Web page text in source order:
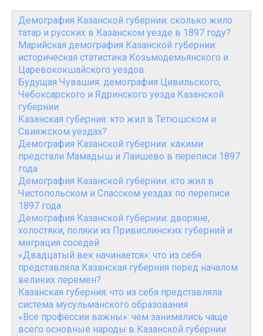
Демография Казанской губернии: сколько жило
татар и русских в Казанском уезде в 1897 году?
Марийская демография Казанской губернии:
историческая статистика Козьмодемьянского и
Царевококшайского уездов
Будущая Чувашия: демография Цивильского,
Чебоксарского и Ядринского уезда Казанской
губернии
Казанская губерния: кто жил в Тетюшском и
Свияжском уездах?
Демография Казанской губернии: какими
предстали Мамадыш и Лаишево в переписи 1897
года
Демография Казанской губернии: кто жил в
Чистопольском и Спасском уездах по переписи
1897 года
Демография Казанской губернии: дворяне,
холостяки, поляки из Привислинских губерний и
миграция соседей
«Двадцатый век начинается»: что из себя
представляла Казанская губерния перед началом
великих перемен?
Казанская губерния: что из себя представляла
система мусульманского образования
«Все профессии важны»: чем занимались чаще
всего основные народы в Казанской губернии